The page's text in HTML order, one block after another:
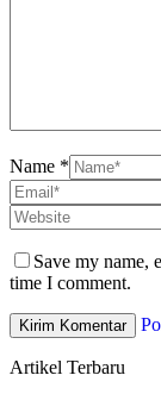
Name *
Save my name,
time I comment.
Artikel Terbaru